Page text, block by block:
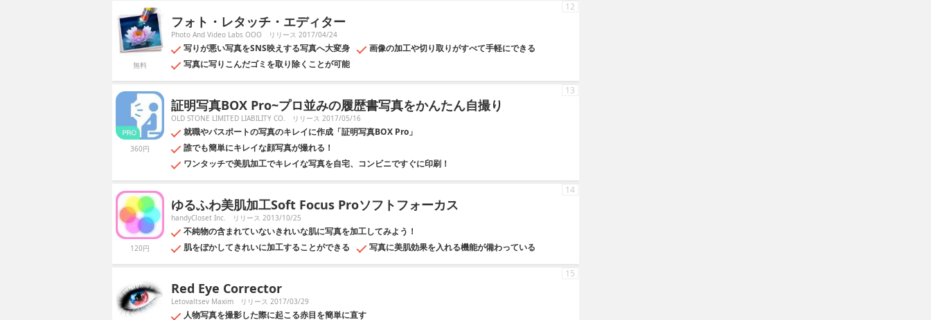
無料
フォト・レタッチ・エディター
Photo And Video Labs OOO リリース 2017/04/24
写りが悪い写真をSNS映えする写真へ大変身
画像の加工や切り取りがすべて手軽にできる
写真に写りこんだゴミを取り除くことが可能
12
360円
証明写真BOX Pro~プロ並みの履歴書写真をかんたん自撮り
OLD STONE LIMITED LIABILITY CO. リリース 2017/05/16
就職やパスポートの写真のキレイに作成「証明写真BOX Pro」
誰でも簡単にキレイな顔写真が撮れる！
ワンタッチで美肌加工でキレイな写真を自宅、コンビニですぐに印刷！
13
120円
ゆるふわ美肌加工Soft Focus Proソフトフォーカス
handyCloset Inc. リリース 2013/10/25
不純物の含まれていないきれいな肌に写真を加工してみよう！
肌をぼかしてきれいに加工することができる
写真に美肌効果を入れる機能が備わっている
14
Red Eye Corrector
Letovaltsev Maxim リリース 2017/03/29
人物写真を撮影した際に起こる赤目を簡単に直す
15